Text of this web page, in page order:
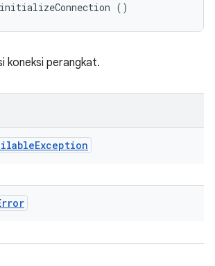
()
koneksi perangkat.
Exception